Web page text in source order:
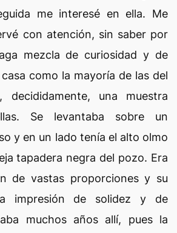
me interesé en ella. Me
con atención, sin saber por
mezcla de curiosidad y de
como la mayoría de las del
decididamente, una muestra
Se levantaba sobre un
y en un lado tenía el alto olmo
tapadera negra del pozo. Era
de vastas proporciones y su
impresión de solidez y de
muchos años allí, pues la